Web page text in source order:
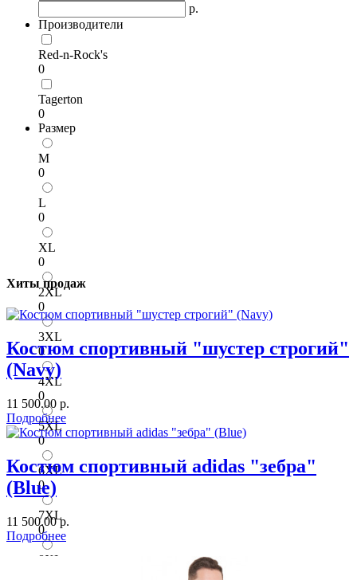
р.
Производители
Red-n-Rock's
0
Tagerton
0
Размер
M
0
L
0
XL
0
2XL
0
3XL
0
4XL
0
5XL
0
6XL
0
7XL
0
8XL
Хиты продаж
Костюм спортивный "шустер строгий"
(Navy)
11 500.00 р.
Подробнее
Костюм спортивный adidas "зебра"
(Blue)
11 500.00 р.
Подробнее